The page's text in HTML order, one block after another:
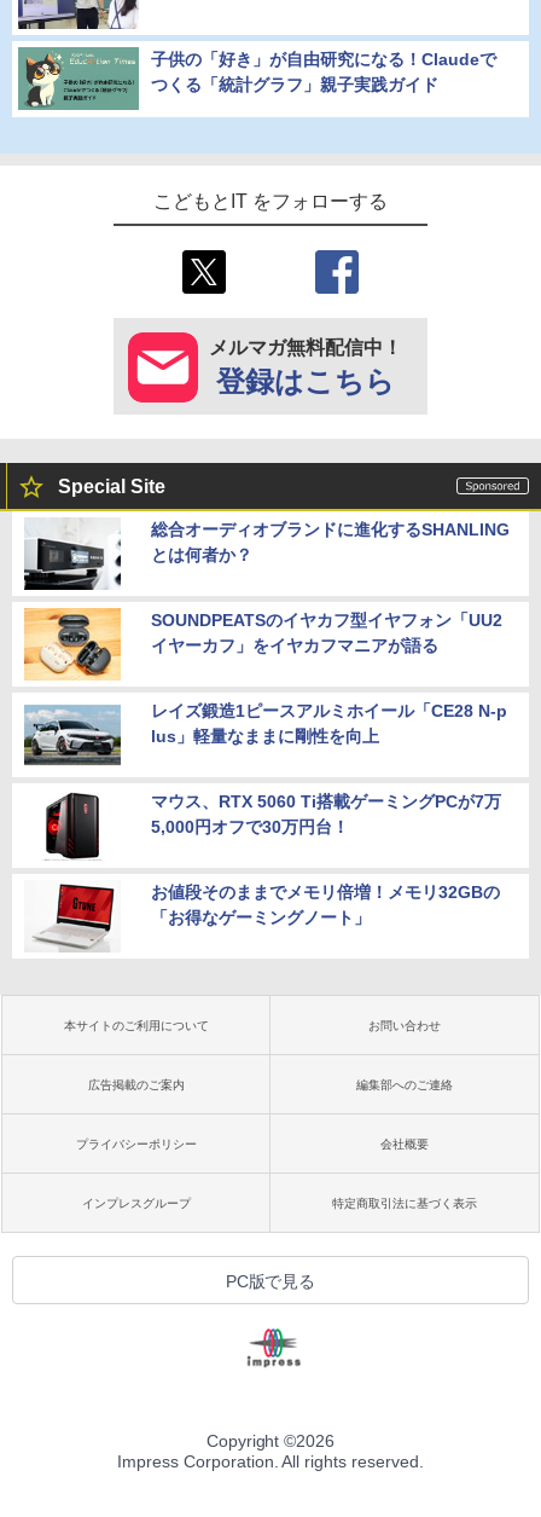
子供の「好き」が自由研究になる！Claudeで
つくる「統計グラフ」親子実践ガイド
こどもとIT をフォローする
メルマガ無料配信中！
登録はこちら
Special Site
総合オーディオブランドに進化するSHANLING
とは何者か？
SOUNDPEATSのイヤカフ型イヤフォン「UU2
イヤーカフ」をイヤカフマニアが語る
レイズ鍛造1ピースアルミホイール「CE28 N-p
lus」軽量なままに剛性を向上
マウス、RTX 5060 Ti搭載ゲーミングPCが7万
5,000円オフで30万円台！
お値段そのままでメモリ倍増！メモリ32GBの
「お得なゲーミングノート」
本サイトのご利用について お問い合わせ
広告掲載のご案内 編集部へのご連絡
プライバシーポリシー 会社概要
インプレスグループ 特定商取引法に基づく表示
PC版で見る
Copyright ©2026
Impress Corporation. All rights reserved.